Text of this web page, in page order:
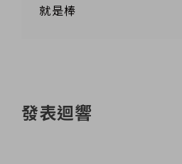
就是棒
發表迴響